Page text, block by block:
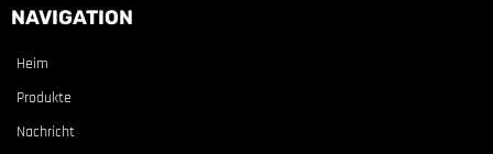
NAVIGATION
Heim
Produkte
Nachricht